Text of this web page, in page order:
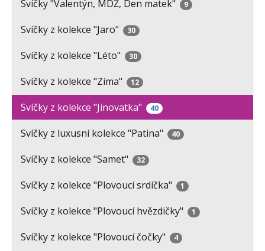
Svíčky "Valentýn, MDŽ, Den matek" 9
Svíčky z kolekce "Jaro" 30
Svíčky z kolekce "Léto" 30
Svíčky z kolekce "Zima" 12
Svíčky z kolekce "Jinovatka" 40
Svíčky z luxusní kolekce "Patina" 40
Svíčky z kolekce "Samet" 32
Svíčky z kolekce "Plovoucí srdíčka" 1
Svíčky z kolekce "Plovoucí hvězdičky" 1
Svíčky z kolekce "Plovoucí čočky" 4